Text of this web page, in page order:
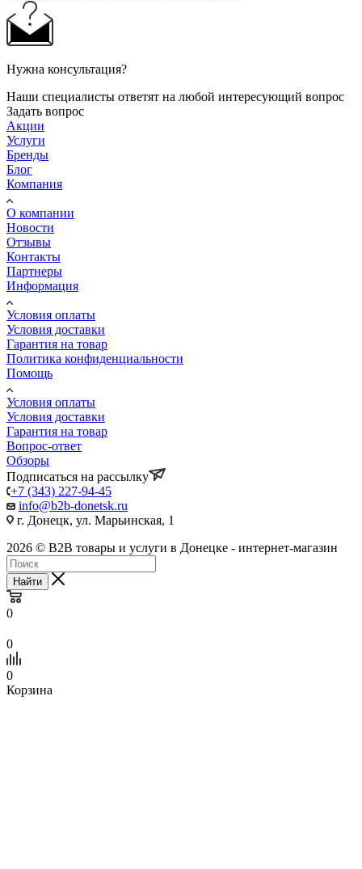
Нужна консультация?
Наши специалисты ответят на любой интересующий вопрос
Задать вопрос
Акции
Услуги
Бренды
Блог
Компания
О компании
Новости
Отзывы
Контакты
Партнеры
Информация
Условия оплаты
Условия доставки
Гарантия на товар
Политика конфиденциальности
Помощь
Условия оплаты
Условия доставки
Гарантия на товар
Вопрос-ответ
Обзоры
Подписаться на рассылку
+7 (343) 227-94-45
info@b2b-donetsk.ru
г. Донецк, ул. Марьинская, 1
2026 © B2B товары и услуги в Донецке - интернет-магазин
Найти
0
0
0
Корзина